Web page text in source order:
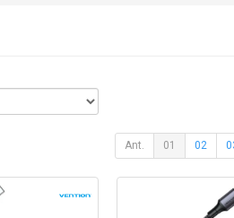
Ant. 01 02